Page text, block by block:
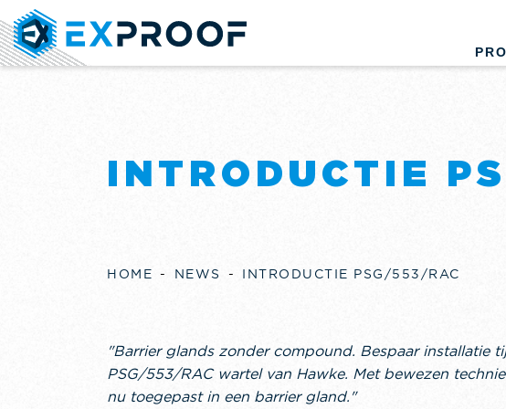
INTRODUCTIE
HOME NEWS INTRODUCTIE PSG/553/RAC
"Barrier glands zonder compound. Bespaar installatie
PSG/553/RAC wartel van Hawke. Met bewezen
nu toegepast in een barrier gland."